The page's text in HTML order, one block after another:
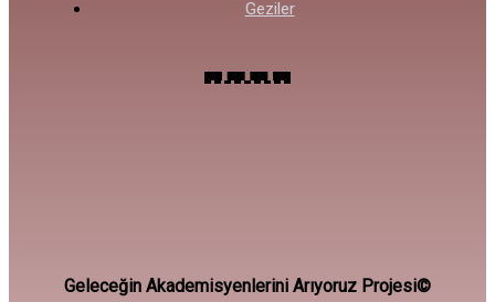
Geziler
Geleceğin Akademisyenlerini Arıyoruz Projesi©